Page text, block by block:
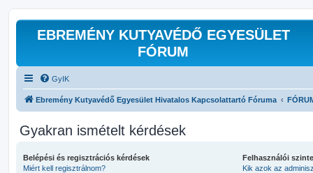
EBREMÉNY KUTYAVÉDŐ EGYESÜLET
FÓRUM
GyIK
Ebremény Kutyavédő Egyesület Hivatalos Kapcsolattartó Fóruma
Gyakran ismételt kérdések
Belépési és regisztrációs kérdések
Miért kell regisztrálnom?
Felhasználói
Kik azok az